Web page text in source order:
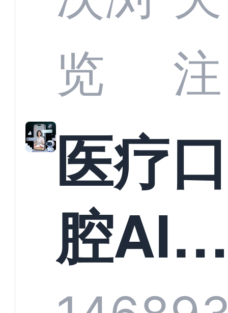
业标
准？
何助力
教育机
构实现
规模化
览
注
医疗口
腔AI